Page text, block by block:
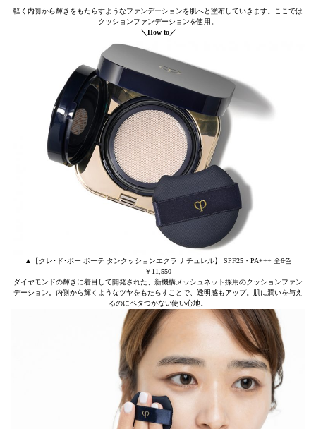
軽く内側から輝きをもたらすようなファンデーションを肌へと塗布していきます。ここでは
クッションファンデーションを使用。
＼How to／
▲【クレ･ド･ポー ボーテ タンクッションエクラ ナチュレル】 SPF25・PA+++ 全6色
￥11,550
ダイヤモンドの輝きに着目して開発された、新機構メッシュネット採用のクッションファン
デーション。内側から輝くようなツヤをもたらすことで、透明感もアップ。肌に潤いを与え
るのにベタつかない使い心地。